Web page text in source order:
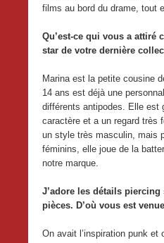
films au bord du drame, tout
Qu’est-ce qui vous a attiré
star de votre dernière
Marina est la petite cousine
14 ans est déjà une
différents antipodes. Elle est
caractère et a un regard très
un style très masculin, mais
féminins, elle joue de la
notre marque.
J’adore les détails
pièces. D’où vous est
On avait l’inspiration punk et